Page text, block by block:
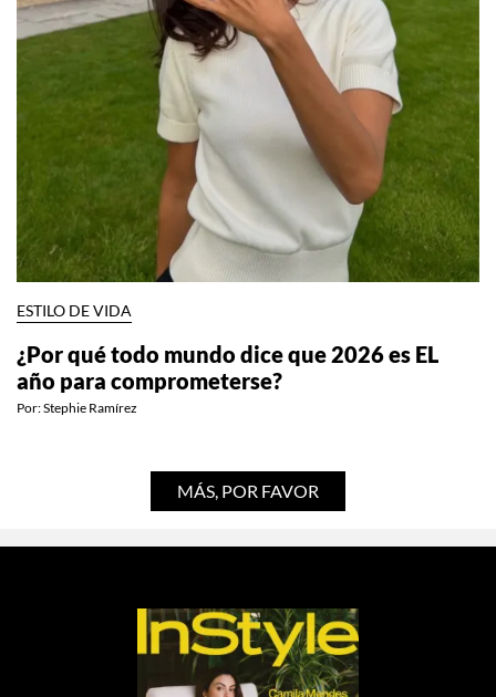
ESTILO DE VIDA
¿Por qué todo mundo dice que 2026 es EL
año para comprometerse?
Por:Stephie Ramírez
MÁS, POR FAVOR